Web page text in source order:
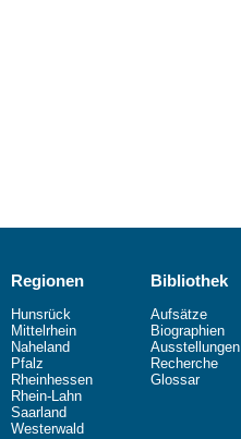
Regionen
Hunsrück
Mittelrhein
Naheland
Pfalz
Rheinhessen
Rhein-Lahn
Saarland
Westerwald
Bibliothek
Aufsätze
Biographien
Ausstellungen
Recherche
Glossar